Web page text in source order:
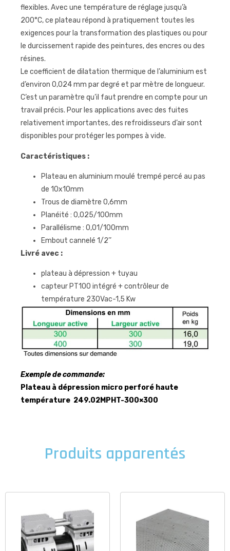
flexibles. Avec une température de réglage jusqu’à
200°C, ce plateau répond à pratiquement toutes les
exigences pour la transformation des plastiques ou pour
le durcissement rapide des peintures, des encres ou des
résines.
Le coefficient de dilatation thermique de l’aluminium est
d’environ 0,024 mm par degré et par mètre de longueur.
C’est un paramètre qu’il faut prendre en compte pour un
travail précis. Pour les applications avec des fuites
relativement importantes, des refroidisseurs d’air sont
disponibles pour protéger les pompes à vide.
Caractéristiques :
Plateau en aluminium moulé trempé percé au pas
de 10x10mm
Trous de diamètre 0,6mm
Planéité : 0,025/100mm
Parallélisme : 0,01/100mm
Embout cannelé 1/2’’
Livré avec :
plateau à dépression + tuyau
capteur PT100 intégré + contrôleur de
température 230Vac-1,5 Kw
Exemple de commande:
Plateau à dépression micro perforé haute
température 249.02MPHT-300×300
Produits apparentés